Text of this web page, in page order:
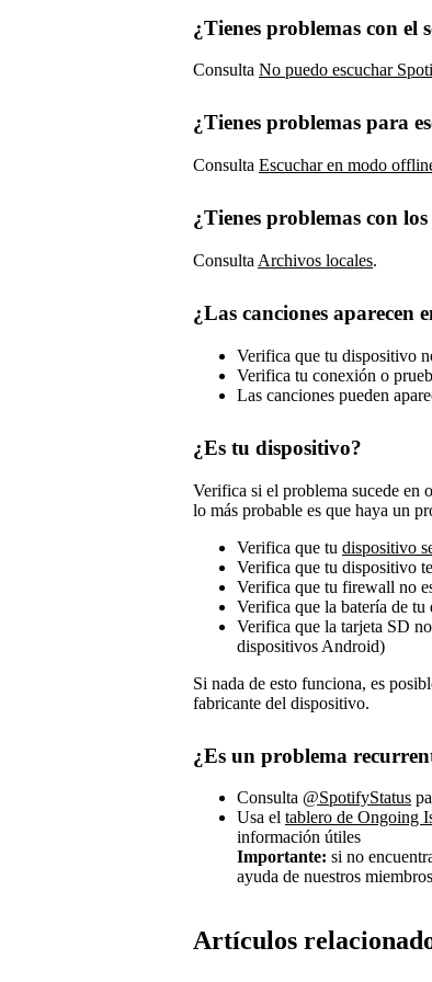
¿Tienes problemas con el
Consulta No puedo escuchar
¿Tienes problemas para
Consulta Escuchar en modo
¿Tienes problemas con
Consulta Archivos locales.
¿Las canciones aparecen
Verifica que tu dispositivo
Verifica tu conexión o
Las canciones pueden
¿Es tu dispositivo?
Verifica si el problema sucede en
lo más probable es que haya un
Verifica que tu dispositivo
Verifica que tu dispositivo
Verifica que tu firewall no
Verifica que la batería de
Verifica que la tarjeta SD
dispositivos Android)
Si nada de esto funciona, es
fabricante del dispositivo.
¿Es un problema
Consulta @SpotifyStatus
Usa el tablero de Ongoing
información útiles
Importante: si no
ayuda de nuestros
Artículos